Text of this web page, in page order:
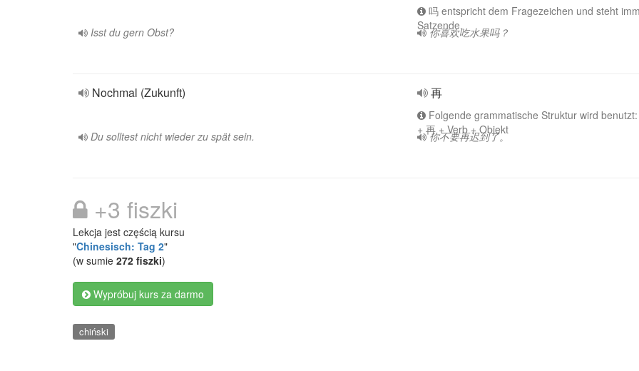
Isst du gern Obst?
吗 entspricht dem Fragezeichen und steht
Satzende.
你喜欢吃水果吗？
Nochmal (Zukunft)
Du solltest nicht wieder zu spät sein.
再
Folgende grammatische Struktur wird
+ 再 + Verb + Objekt
你不要再迟到了。
+3 fiszki
Lekcja jest częścią kursu
"Chinesisch: Tag 2"
(w sumie 272 fiszki)
Wypróbuj kurs za darmo
chiński